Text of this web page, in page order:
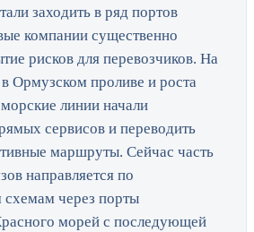
заходить в ряд портов
компании существенно
рисков для перевозчиков. На
Ормузском проливе и роста
линии начали
сервисов и переводить
маршруты. Сейчас часть
направляется по
через порты
морей с последующей